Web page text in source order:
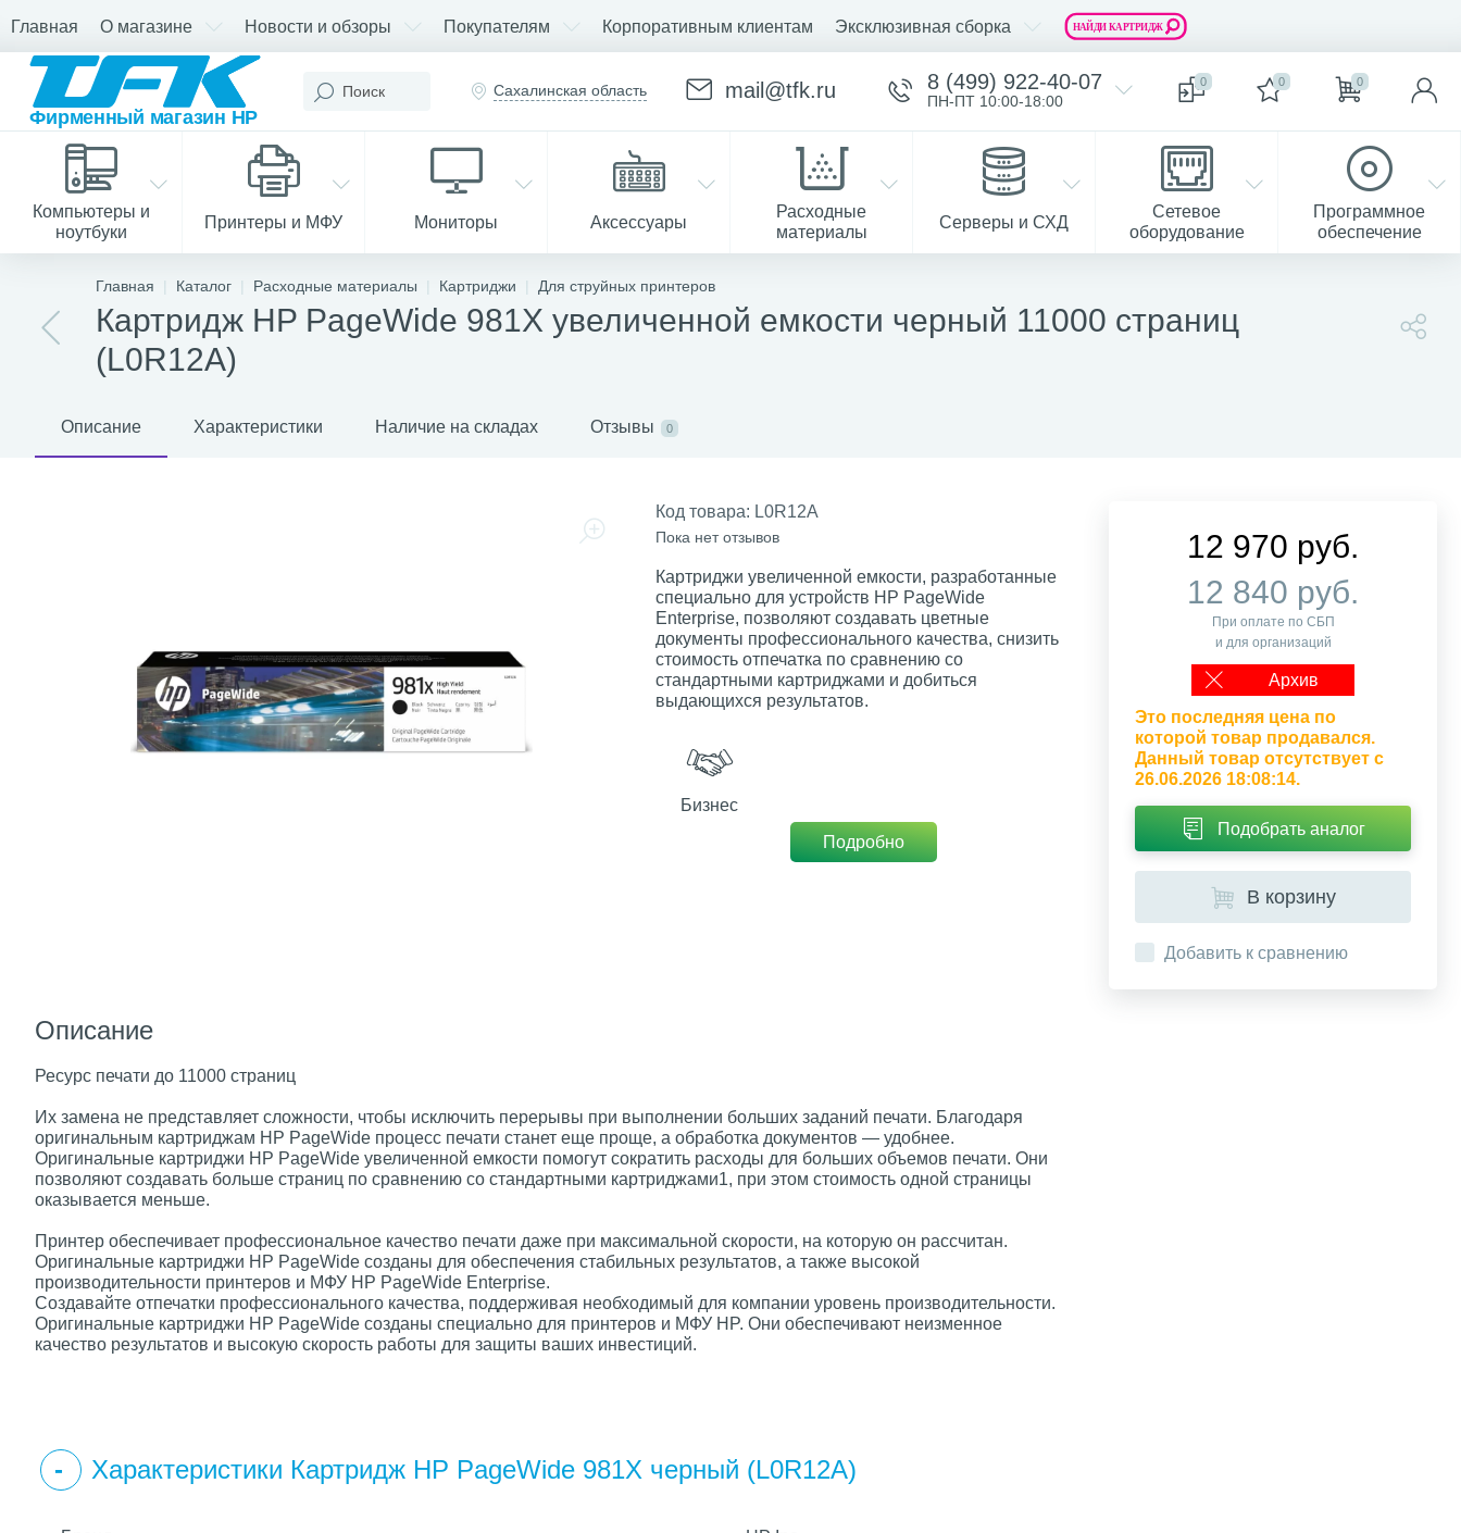
Главная О магазине Новости и обзоры Покупателям Корпоративным клиентам Эксклюзивная сборка
Сахалинская область mail@tfk.ru 8 (499) 922-40-07
ПН-ПТ 10:00-18:00
0 0 0
Компьютеры и
ноутбуки
Принтеры и МФУ Мониторы Аксессуары
Расходные
материалы
Серверы и СХД
Сетевое
оборудование
Программное
обеспечение
Главная Каталог Расходные материалы Картриджи Для струйных принтеров
Картридж HP PageWide 981X увеличенной емкости черный 11000 страниц
(L0R12A)
Описание Характеристики Наличие на складах Отзывы 0
Код товара: L0R12A
Пока нет отзывов
Картриджи увеличенной емкости, разработанные
специально для устройств HP PageWide
Enterprise, позволяют создавать цветные
документы профессионального качества, снизить
стоимость отпечатка по сравнению со
стандартными картриджами и добиться
выдающихся результатов.
Бизнес
Подробно
Описание
Ресурс печати до 11000 страниц
Их замена не представляет сложности, чтобы исключить перерывы при выполнении больших заданий печати. Благодаря
оригинальным картриджам HP PageWide процесс печати станет еще проще, а обработка документов — удобнее.
Оригинальные картриджи HP PageWide увеличенной емкости помогут сократить расходы для больших объемов печати. Они
позволяют создавать больше страниц по сравнению со стандартными картриджами1, при этом стоимость одной страницы
оказывается меньше.
Принтер обеспечивает профессиональное качество печати даже при максимальной скорости, на которую он рассчитан.
Оригинальные картриджи HP PageWide созданы для обеспечения стабильных результатов, а также высокой
производительности принтеров и МФУ HP PageWide Enterprise.
Создавайте отпечатки профессионального качества, поддерживая необходимый для компании уровень производительности.
Оригинальные картриджи HP PageWide созданы специально для принтеров и МФУ HP. Они обеспечивают неизменное
качество результатов и высокую скорость работы для защиты ваших инвестиций.
Характеристики Картридж HP PageWide 981X черный (L0R12A)
12 970 руб.
12 840 руб.
При оплате по СБП
и для организаций
Архив
Это последняя цена по
которой товар продавался.
Данный товар отсутствует с
26.06.2026 18:08:14.
Подобрать аналог
В корзину
Добавить к сравнению